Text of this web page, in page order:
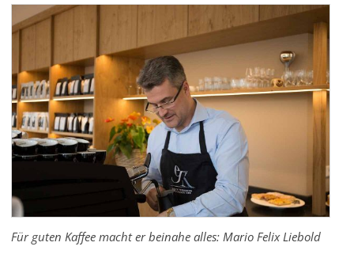
Für guten Kaffee macht er beinahe alles: Mario Felix Liebold